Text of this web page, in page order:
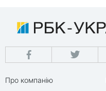
Про компанію